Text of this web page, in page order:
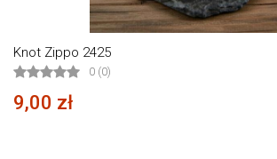
Knot Zippo 2425
0 (0)
9,00 zł